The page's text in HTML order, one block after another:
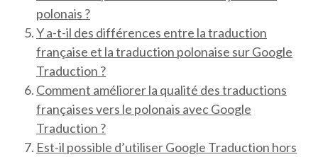
polonais ?
Y a-t-il des différences entre la traduction
française et la traduction polonaise sur Google
Traduction ?
Comment améliorer la qualité des traductions
françaises vers le polonais avec Google
Traduction ?
Est-il possible d’utiliser Google Traduction hors